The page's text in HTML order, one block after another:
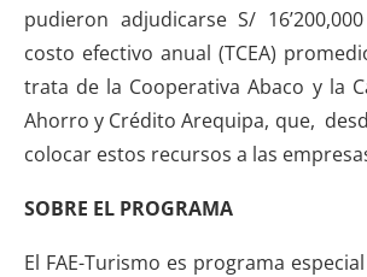
pudieron adjudicarse S/
costo efectivo anual (TCEA)
trata de la Cooperativa Abaco y la
Ahorro y Crédito Arequipa, que,
colocar estos recursos a las
SOBRE EL PROGRAMA
El FAE-Turismo es programa